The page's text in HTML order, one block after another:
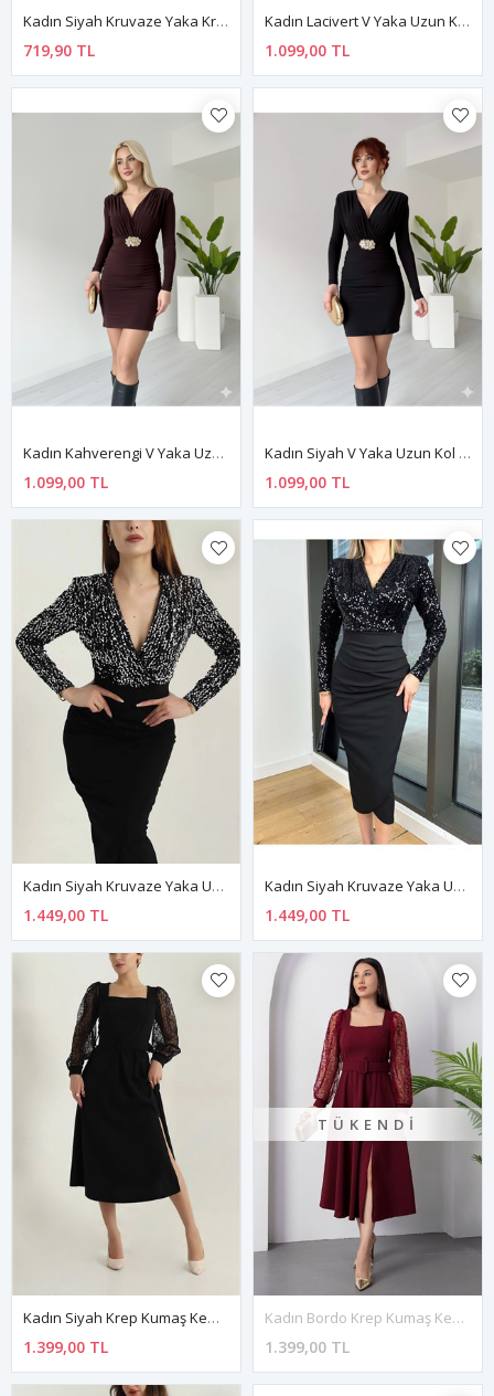
Kadın Siyah Kruvaze Yaka Krep Kumaş Uzun Kol Mini Kloş Elbise 4F-2361
719,90 TL
Kadın Lacivert V Yaka Uzun Kol Büzgülü Mini Sandy Kumaş Kemerli Mini Elbise 3C-1371
1.099,00 TL
Kadın Kahverengi V Yaka Uzun Kol Büzgülü Mini Sandy Kumaş Kemerli Mini Elbise 3C-1370
1.099,00 TL
Kadın Siyah V Yaka Uzun Kol Büzgülü Mini Sandy Kumaş Kemerli Mini Elbise 3C-1369
1.099,00 TL
Kadın Siyah Kruvaze Yaka Uzun Kol Payetli Midi Boy Gece Elbise 1C-4378
1.449,00 TL
Kadın Siyah Kruvaze Yaka Uzun Kol Payetli Midi Boy Gece Elbise 8C-4377
1.449,00 TL
Kadın Siyah Krep Kumaş Kemerli Uzun Tül Kol Kare Yaka Midi Boy Elbise 1C-4376
1.399,00 TL
TÜKENDI
Kadın Bordo Krep Kumaş Kemerli Uzun Tül Kol Kare Yaka Midi Boy Elbise 1C-4375
1.399,00 TL